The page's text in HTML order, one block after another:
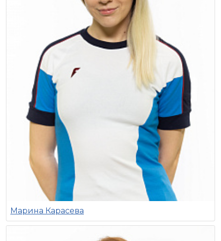
Марина Карасева